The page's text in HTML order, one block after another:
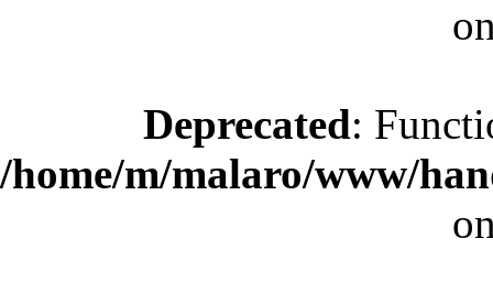
Deprecated:
/home/m/malaro/www/